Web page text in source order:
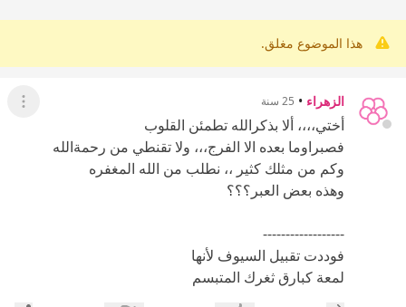
هذا الموضوع مغلق.
الزهراء • 25 سنة عرض
أختي،،،، ألا بذكرالله تطمئن القلوب
فصبراوما بعده الا الفرج،،، ولا تقنطي من رحمةالله
وكم من مثلك كثير ،، نطلب من الله المغفره
وهذه بعض العبر؟؟؟
------------------
فوددت تقبيل السيوف لأنها
لمعة كبارق ثغرك المتبسم